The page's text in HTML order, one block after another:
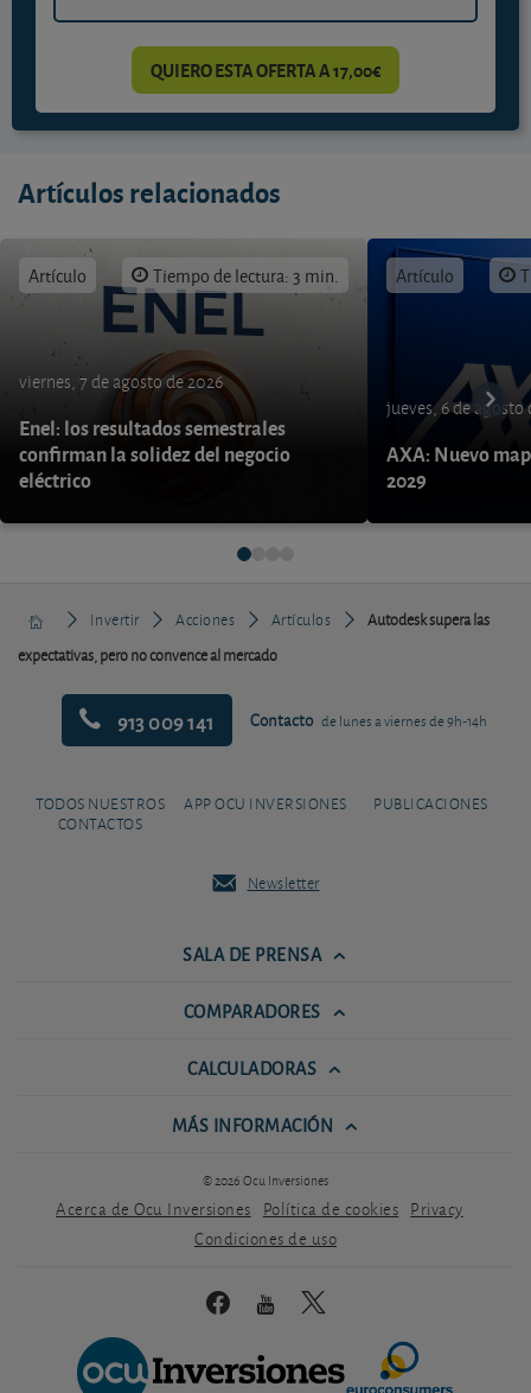
QUIERO ESTA OFERTA A 17,00€
Artículos relacionados
Artículo Tiempo de lectura: 3 min.
viernes, 7 de agosto de 2026
Enel: los resultados semestrales
confirman la solidez del negocio
eléctrico
Artículo
jueves, 6 de agosto
AXA: Nuevo
2029
Invertir Acciones Artículos
Autodesk supera las
expectativas, pero no convence al mercado
913 009 141 Contacto de lunes a viernes de 9h-14h
TODOS NUESTROS
CONTACTOS
APP OCU INVERSIONES PUBLICACIONES
Newsletter
SALA DE PRENSA
COMPARADORES
CALCULADORAS
MÁS INFORMACIÓN
© 2026 Ocu Inversiones
Acerca de Ocu Inversiones Política de cookies Privacy
Condiciones de uso